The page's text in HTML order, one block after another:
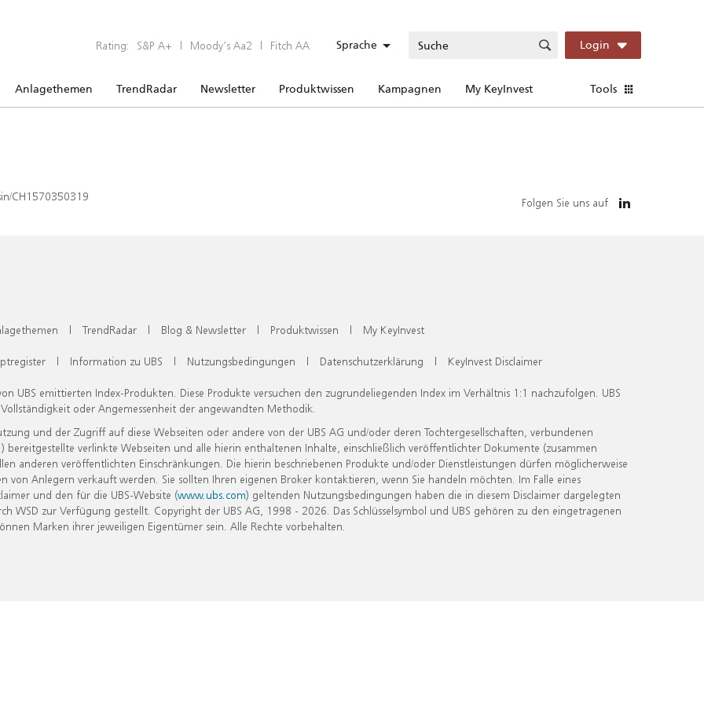
Rating: S&P A+ | Moody’s Aa2 | Fitch AA Sprache Login
Anlagethemen TrendRadar Newsletter Produktwissen Kampagnen My KeyInvest Tools
CH1570350319 Folgen Sie uns auf
| TrendRadar | Blog & Newsletter | Produktwissen | My KeyInvest
| Information zu UBS | Nutzungsbedingungen | Datenschutzerklärung | KeyInvest Disclaimer
UBS emittierten Index-Produkten. Diese Produkte versuchen den zugrundeliegenden Index im Verhältnis 1:1 nachzufolgen. UBS
oder Angemessenheit der angewandten Methodik.
und der Zugriff auf diese Webseiten oder andere von der UBS AG und/oder deren Tochtergesellschaften, verbundenen
verlinkte Webseiten und alle hierin enthaltenen Inhalte, einschließlich veröffentlichter Dokumente (zusammen
anderen veröffentlichten Einschränkungen. Die hierin beschriebenen Produkte und/oder Dienstleistungen dürfen möglicherweise
Anlegern verkauft werden. Sie sollten Ihren eigenen Broker kontaktieren, wenn Sie handeln möchten. Im Falle eines
und den für die UBS-Website (www.ubs.com) geltenden Nutzungsbedingungen haben die in diesem Disclaimer dargelegten
zur Verfügung gestellt. Copyright der UBS AG, 1998 - 2026. Das Schlüsselsymbol und UBS gehören zu den eingetragenen
Marken ihrer jeweiligen Eigentümer sein. Alle Rechte vorbehalten.